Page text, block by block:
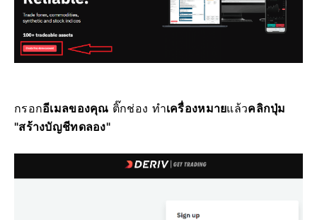
กรอกอีเมลของคุณ ติ๊กช่อง ทำเครื่องหมายแล้วคลิกปุ่ม
"สร้างบัญชีทดลอง"